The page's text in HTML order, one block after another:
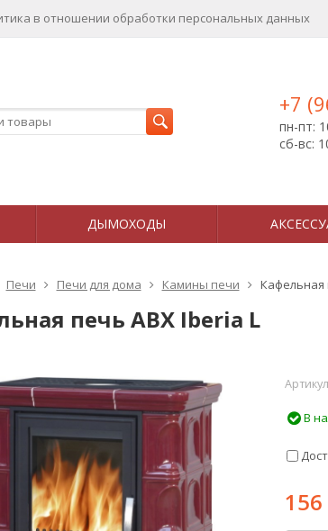
в отношении обработки персональных данныx
+7
пн-пт:
сб-вс:
ДЫМОХОДЫ
Печи Печи для дома Камины печи Кафельная
печь ABX Iberia L
В
156